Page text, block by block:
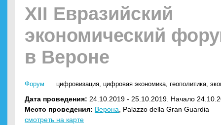
XII Евразийский
экономический
в Вероне
Форум цифровизация, цифровая экономика, геополитика,
Дата проведения: 24.10.2019 - 25.10.2019. Начало
Место проведения: Верона , Palazzo della Gran Guardia
смотреть на карте